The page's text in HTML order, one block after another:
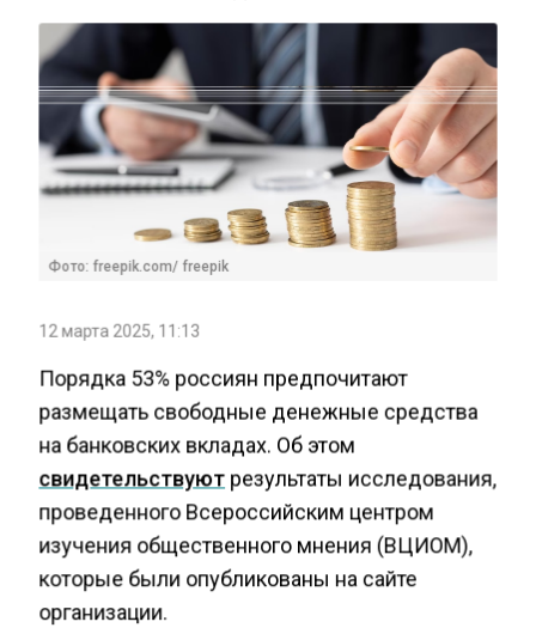
Фото: freepik.com/ freepik
12 марта 2025, 11:13
Порядка 53% россиян предпочитают
размещать свободные денежные средства
на банковских вкладах. Об этом
свидетельствуют результаты исследования,
проведенного Всероссийским центром
изучения общественного мнения (ВЦИОМ),
которые были опубликованы на сайте
организации.